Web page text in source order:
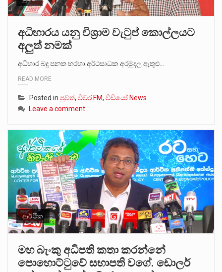
අධිභාරය යනු විශ්‍රාම වැටුප් කොල්ලයට
අලුත් නමක්
අධිභාර බදු පනත හරහා අර්ථසාධක අරමුදල ඇතුළු…
READ MORE
Posted in පුවත්, විවර FM, වීඩියෝ News
Leave a comment
ආර්ථික
මහ බැංකු අධිපති කතා කරන්නේ
පොහොට්ටුවේ සභාපති වගේ. ඩොලර්